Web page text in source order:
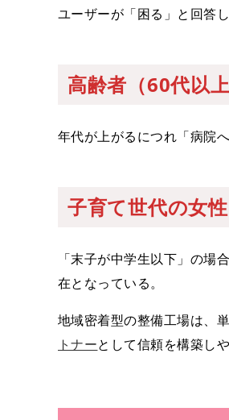
ユーザーが「困る」と回答し
高齢者（60代以上
年代が上がるにつれ「病院
子育て世代の女性
「末子が中学生以下」の場
在となっている。
地域密着型の整備工場は、
トナーとして信頼を構築し